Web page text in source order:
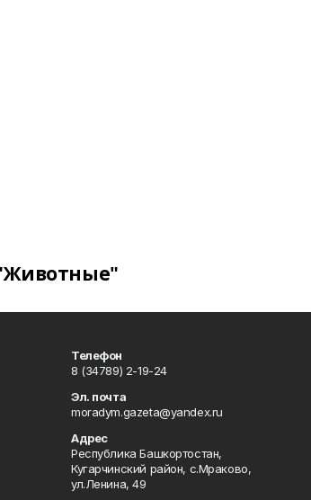
Телефон
8 (34789) 2-19-24
Эл. почта
moradym.gazeta@yandex.ru
Адрес
Республика Башкортостан,
Кугарчинский район, с.Мраково,
ул.Ленина, 49